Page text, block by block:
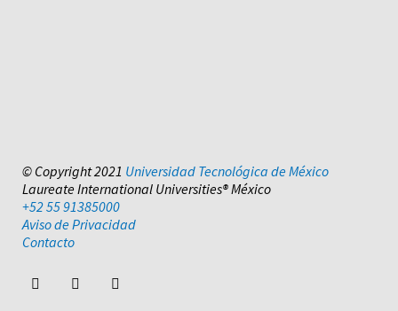
© Copyright 2021 Universidad Tecnológica de México
Laureate International Universities® México
+52 55 91385000
Aviso de Privacidad
Contacto